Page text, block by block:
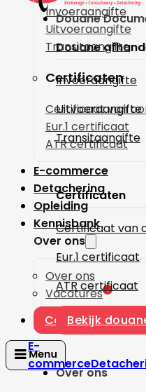
Invoeraangifte
Uitvoeraangifte
Transitaangifte
Certificaten
Certificaat van
Eur.1 certificaat
ATR certificaat
E-commerce
Detachering
Opleiding
Kennisbank
Over ons
Over ons
Vacatures 1
Contact
Douane
Douane
Invoeraangifte
Uitvoeraangifte
Transitaangifte
Certificaten
Certificaat van
Eur.1 certificaat
ATR certificaat
Bekijk
E-
commerce
Over ons